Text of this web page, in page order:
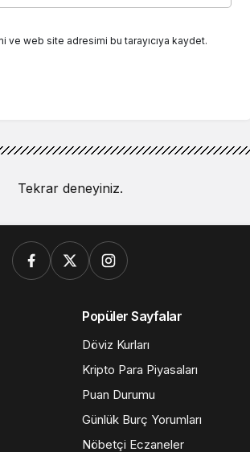
ve web site adresimi bu tarayıcıya kaydet.
Tekrar deneyiniz.
Popüler Sayfalar
Döviz Kurları
Kripto Para Piyasaları
Puan Durumu
Günlük Burç Yorumları
Nöbetçi Eczaneler